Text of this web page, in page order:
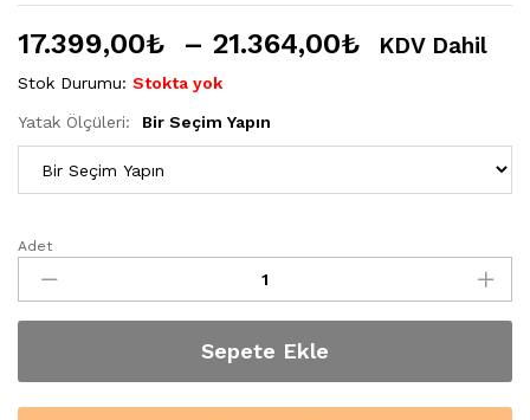
17.399,00₺ – 21.364,00₺ KDV Dahil
Stok Durumu: Stokta yok
Yatak Ölçüleri: Bir Seçim Yapın
Milano
Life
“Crown”
Baza
Adet
Sepete Ekle